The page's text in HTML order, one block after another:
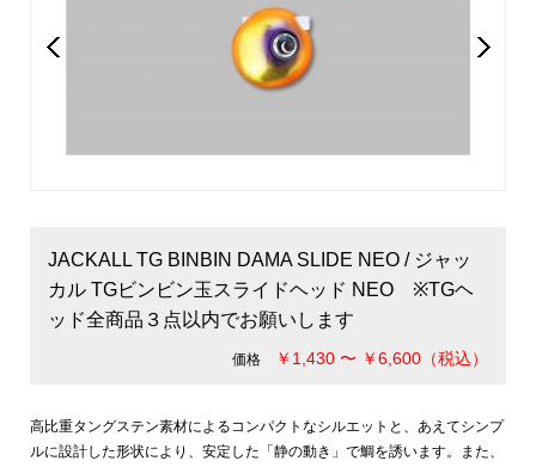
JACKALL TG BINBIN DAMA SLIDE NEO / ジャッ
カル TGビンビン玉スライドヘッド NEO ※TGヘ
ッド全商品３点以内でお願いします
価格 ￥1,430 〜 ￥6,600（税込）
高比重タングステン素材によるコンパクトなシルエットと、あえてシンプ
ルに設計した形状により、安定した「静の動き」で鯛を誘います。また、